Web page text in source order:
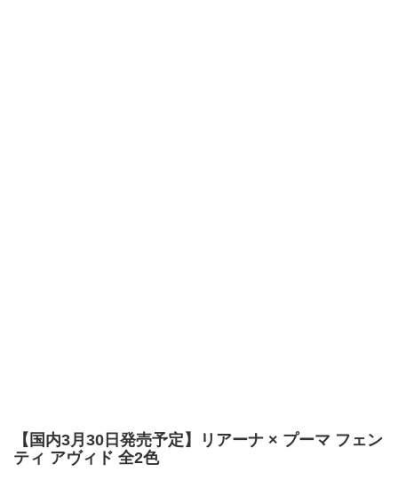
【国内3月30日発売予定】リアーナ × プーマ フェン
ティ アヴィド 全2色